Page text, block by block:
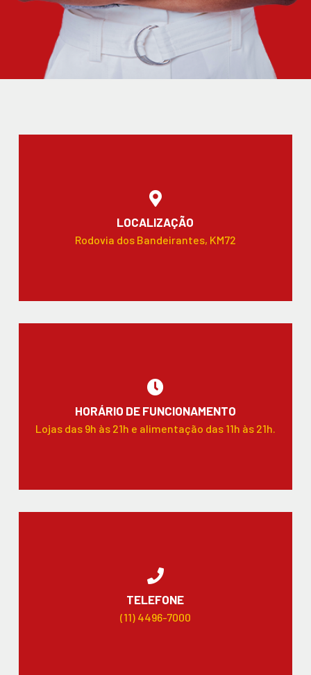
LOCALIZAÇÃO
Rodovia dos Bandeirantes, KM72
HORÁRIO DE FUNCIONAMENTO
Lojas das 9h às 21h e alimentação das 11h às 21h.
TELEFONE
(11) 4496-7000